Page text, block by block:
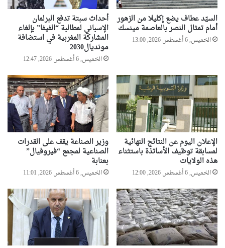
السيّد عطاف يضع إكليلا من الزهور
أمام تمثال النصر بالعاصمة مينسك
الخميس, 6 أغسطس 2026, 13:00
أحداث سبتة تدفع البرلمان
الإسباني لمطالبة “الفيفا” بإلغاء
المشاركة المغربية في استضافة
مونديال2030
الخميس, 6 أغسطس 2026, 12:47
الإعلان اليوم عن النتائج النهائية
لمسابقة توظيف الأساتذة باستثناء
هذه الولايات
الخميس, 6 أغسطس 2026, 12:00
وزير الصناعة يقف على القدرات
الصناعية لمجمع “فيروفيال”
بعنابة
الخميس, 6 أغسطس 2026, 11:01